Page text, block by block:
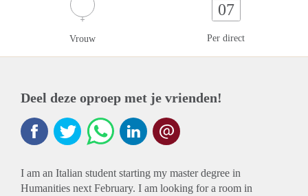
Vrouw
07
Per direct
Deel deze oproep met je vrienden!
I am an Italian student starting my master degree in
Humanities next February. I am looking for a room in